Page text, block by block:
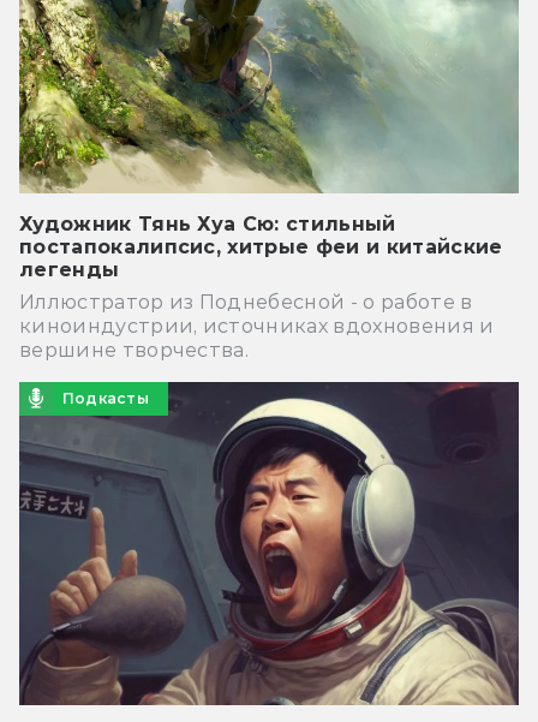
Художник Тянь Хуа Сю: стильный
постапокалипсис, хитрые феи и китайские
легенды
Иллюстратор из Поднебесной - о работе в
киноиндустрии, источниках вдохновения и
вершине творчества.
Подкасты